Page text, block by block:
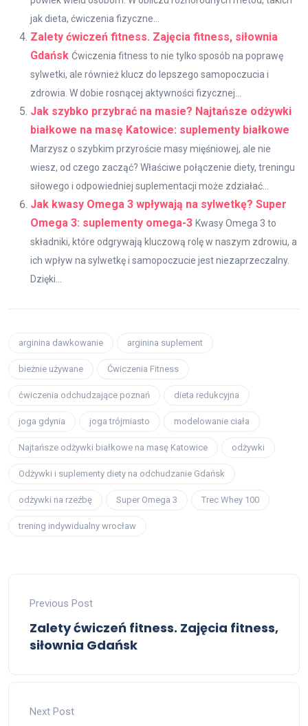
jak dieta, ćwiczenia fizyczne...
Zalety ćwiczeń fitness. Zajęcia fitness, siłownia
Gdańsk Ćwiczenia fitness to nie tylko sposób na poprawę
sylwetki, ale również klucz do lepszego samopoczucia i
zdrowia. W dobie rosnącej aktywności fizycznej...
Jak szybko przybrać na masie? Najtańsze odżywki
białkowe na masę Katowice: suplementy białkowe
Marzysz o szybkim przyroście masy mięśniowej, ale nie
wiesz, od czego zacząć? Właściwe połączenie diety, treningu
siłowego i odpowiedniej suplementacji może zdziałać...
Jak kwasy Omega 3 wpływają na sylwetkę? Super
Omega 3: suplementy omega-3 Kwasy Omega 3 to
składniki, które odgrywają kluczową rolę w naszym zdrowiu, a
ich wpływ na sylwetkę i samopoczucie jest niezaprzeczalny.
Dzięki...
arginina dawkowanie arginina suplement
bieżnie używane Ćwiczenia Fitness
ćwiczenia odchudzające poznań dieta redukcyjna
joga gdynia joga trójmiasto modelowanie ciała
Najtańsze odżywki białkowe na masę Katowice odżywki
Odżywki i suplementy diety na odchudzanie Gdańsk
odżywki na rzeźbę Super Omega 3 Trec Whey 100
trening indywidualny wrocław
Previous Post
Zalety ćwiczeń fitness. Zajęcia fitness,
siłownia Gdańsk
Next Post